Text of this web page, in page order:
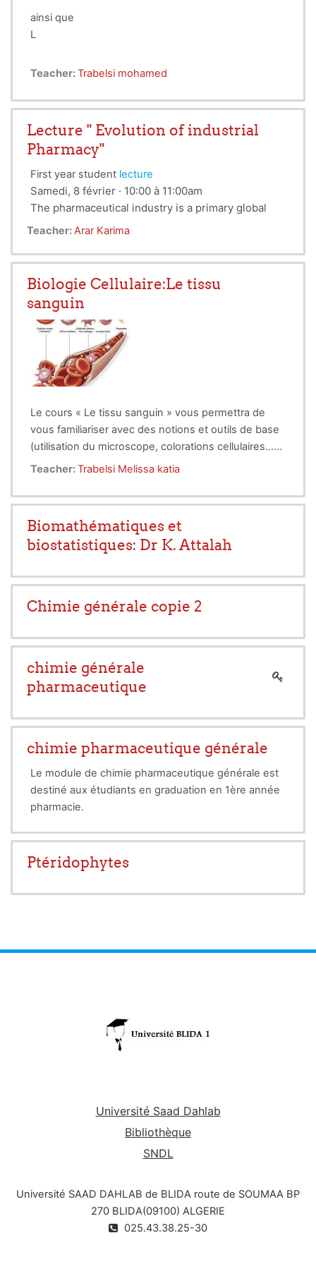
ainsi que
L
Teacher:Trabelsi mohamed
Lecture " Evolution of industrial
Pharmacy"
First year student lecture
Samedi, 8 février · 10:00 à 11:00am
The pharmaceutical industry is a primary global
industry. In this
lecture
industry and we will develop the history of the
significant international pharmaceutical industries.
Teacher:Arar Karima
Biologie Cellulaire:Le tissu
sanguin
Le cours « Le tissu sanguin » vous permettra de
vous familiariser avec des notions et outils de base
(utilisation du microscope, colorations cellulaires…
etc.) nécessaires pour acquérir une connaissance
dans le sang, leurs structures, leurs fonctions. Ce
cours qui constituent les différentes unités
d’apprentissage du module de « Biologie cellulaire »
pharmacie, appliquer ces connaissances dans la
conception de produits pharmaceutiques ou dans
l’accomplissement d’analyses chimiques ou
médicales.
Teacher:Trabelsi Melissa katia
Biomathématiques et
biostatistiques: Dr K. Attalah
Chimie générale copie 2
chimie générale
pharmaceutique
chimie pharmaceutique générale
Le module de chimie pharmaceutique générale est
destiné aux étudiants en graduation en 1ère année
pharmacie.
des séries d'exercices avec devoir de maison.
Ptéridophytes
Université Saad Dahlab
Bibliothèque
SNDL
Université SAAD DAHLAB de BLIDA route de SOUMAA BP
270 BLIDA(09100) ALGERIE
025.43.38.25-30